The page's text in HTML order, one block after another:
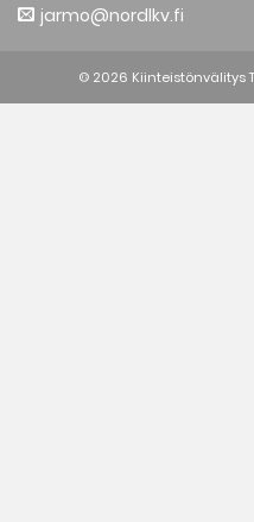
jarmo@nordlkv.fi
© 2026 Kiinteistönvälitys